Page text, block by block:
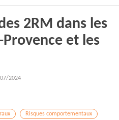
2RM dans les
et les
2024
Risques comportementaux